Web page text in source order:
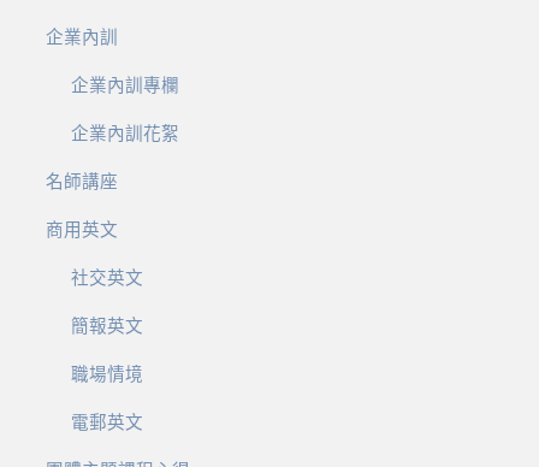
企業內訓
企業內訓專欄
企業內訓花絮
名師講座
商用英文
社交英文
簡報英文
職場情境
電郵英文